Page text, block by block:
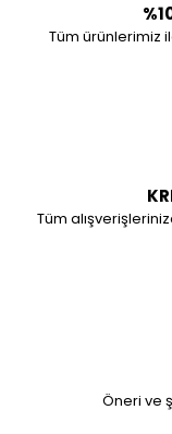
Tüm ürünlerimiz
Tüm
Öneri ve